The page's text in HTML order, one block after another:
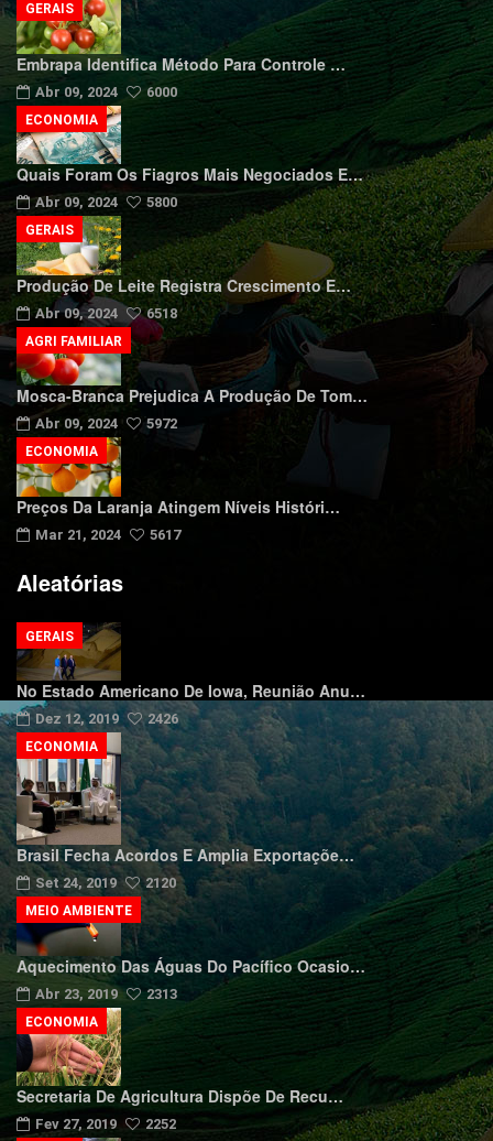
Embrapa Identifica Método Para Controle …
Abr 09, 2024 6000
GERAIS
Quais Foram Os Fiagros Mais Negociados E…
Abr 09, 2024 5800
ECONOMIA
Produção De Leite Registra Crescimento E…
Abr 09, 2024 6518
GERAIS
Mosca-Branca Prejudica A Produção De Tom…
Abr 09, 2024 5972
AGRI FAMILIAR
Preços Da Laranja Atingem Níveis Históri…
Mar 21, 2024 5617
ECONOMIA
Aleatórias
No Estado Americano De Iowa, Reunião Anu…
Dez 12, 2019 2426
GERAIS
Brasil Fecha Acordos E Amplia Exportaçõe…
Set 24, 2019 2120
ECONOMIA
Aquecimento Das Águas Do Pacífico Ocasio…
Abr 23, 2019 2313
MEIO AMBIENTE
Secretaria De Agricultura Dispõe De Recu…
Fev 27, 2019 2252
ECONOMIA